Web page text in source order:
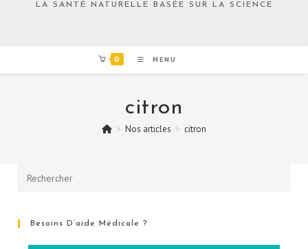
LA SANTÉ NATURELLE BASÉE SUR LA SCIENCE
0 MENU
citron
> Nos articles > citron
Besoins D’aide Médicale ?